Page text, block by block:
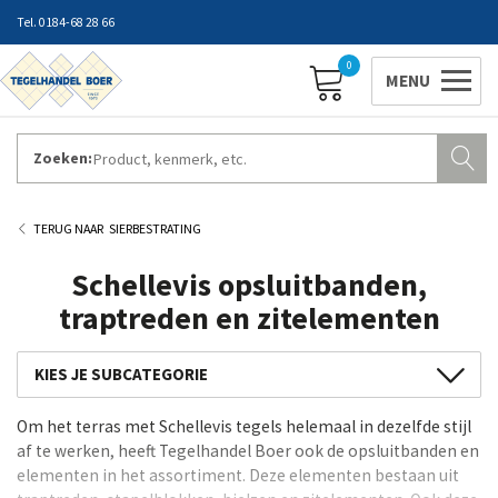
0184-68 28 66
0
Zoeken:
ZAKELIJK INLOGGEN
SIERBESTRATING
Schellevis opsluitbanden,
traptreden en zitelementen
GeoCeramica
GeoProArte®
Keramische Tuintegels
Om het terras met Schellevis tegels helemaal in dezelfde stijl
af te werken, heeft Tegelhandel Boer ook de opsluitbanden en
elementen in het assortiment. Deze elementen bestaan uit